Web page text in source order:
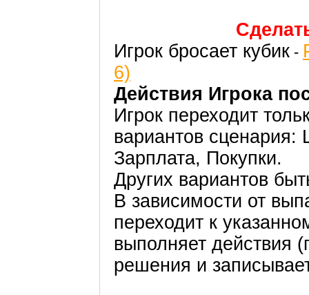
Игрок бросает кубик -
6)
Действия Игрока
Игрок переходит
вариантов
Зарплата, Покупки.
Других вариантов
В зависимости от
переходит к
выполняет действия
решения и